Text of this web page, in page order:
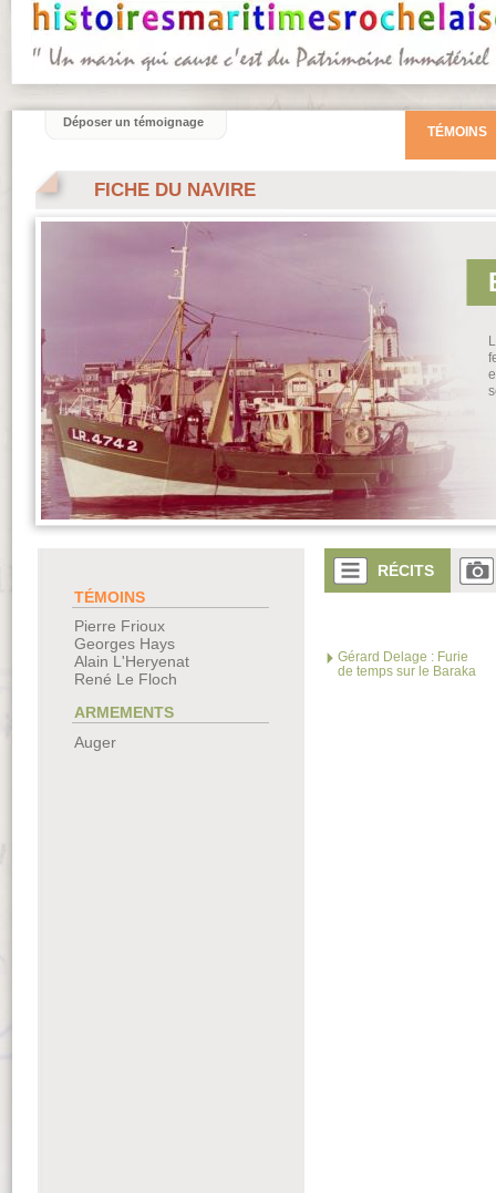
FICHE DU NAVIRE
TÉMOINS
Pierre Frioux
Georges Hays
Alain L'Heryenat
René Le Floch
ARMEMENTS
Auger
RÉCITS
Gérard Delage : Furie
de temps sur le Baraka
TÉMOINS
Déposer un témoignage